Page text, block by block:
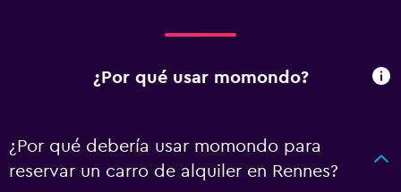
¿Por qué usar momondo?
¿Por qué debería usar momondo para
reservar un carro de alquiler en Rennes?